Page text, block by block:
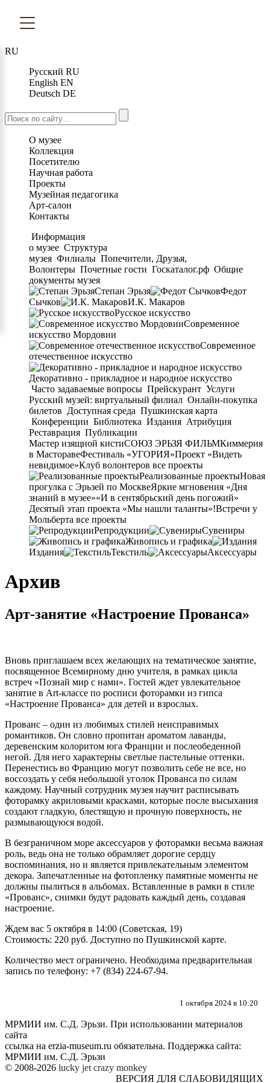
RU
Русский RU
English EN
Deutsch DE
О музее
Коллекция
Посетителю
Научная работа
Проекты
Музейная педагогика
Арт-салон
Контакты
Информация
о музее Структура
музея Филиалы Попечители, Друзья,
Волонтеры Почетные гости Госкаталог.рф Общие
документы музея
Степан Эрьзя
Федот
Сычков
И.К. Макаров
Русское искусство
Современное
искусство Мордовии
Современное
отечественное искусство
Декоративно - прикладное и народное искусство
Часто задаваемые вопросы Прейскурант Услуги
Русский музей: виртуальный филиал Онлайн-покупка
билетов Доступная среда Пушкинская карта
Конференции Библиотека Издания Атрибуция
Реставрация Публикации
Мастер изящной кистиСОЮЗ ЭРЬЗЯ ФИЛЬМКиммерия
в МасторавеФестиваль «УГОРИЯ»Проект «Видеть
невидимое»Клуб волонтеров все проекты
Реализованные проектыНовая
прогулка с Эрьзей по МосквеЯркие мгновения «Дня
знаний в музее»«И в сентябрьский день погожий»
Десятый этап проекта «Мы нашли таланты»!Встречи у
Мольберта все проекты
Репродукции
Сувениры
Живопись и графика
Издания
Текстиль Аксессуары
Архив
Арт-занятие «Настроение Прованса»
Вновь приглашаем всех желающих на тематическое занятие,
посвященное Всемирному дню учителя, в рамках цикла
встреч «Познай мир с нами». Гостей ждет увлекательное
занятие в Art-классе по росписи фоторамки из гипса
«Настроение Прованса» для детей и взрослых.
Прованс – один из любимых стилей неисправимых
романтиков. Он словно пропитан ароматом лаванды,
деревенским колоритом юга Франции и послеобеденной
негой. Для него характерны светлые пастельные оттенки.
Перенестись во Францию могут позволить себе не все, но
воссоздать у себя небольшой уголок Прованса по силам
каждому. Научный сотрудник музея научит расписывать
фоторамку акриловыми красками, которые после высыхания
создают гладкую, блестящую и прочную поверхность, не
размывающуюся водой.
В безграничном море аксессуаров у фоторамки весьма важная
роль, ведь она не только обрамляет дорогие сердцу
воспоминания, но и является привлекательным элементом
декора. Запечатленные на фотопленку памятные моменты не
должны пылиться в альбомах. Вставленные в рамки в стиле
«Прованс», снимки будут радовать каждый день, создавая
настроение.
Ждем вас 5 октября в 14:00 (Советская, 19)
Стоимость: 220 руб. Доступно по Пушкинской карте.
Количество мест ограничено. Необходима предварительная
запись по телефону: +7 (834) 224-67-94.
1 октября 2024 в 10:20
МРМИИ им. С.Д. Эрьзи. При использовании материалов
сайта
ссылка на erzia-museum.ru обязательна. Поддержка сайта:
МРМИИ им. С.Д. Эрьзи
© 2008-2026 lucky jet crazy monkey
ВЕРСИЯ ДЛЯ СЛАБОВИДЯЩИХ